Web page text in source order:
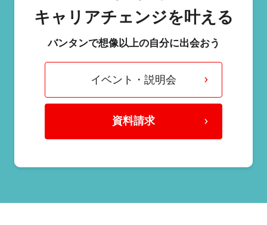
キャリアチェンジを叶える
バンタンで想像以上の自分に出会おう
イベント・説明会
資料請求